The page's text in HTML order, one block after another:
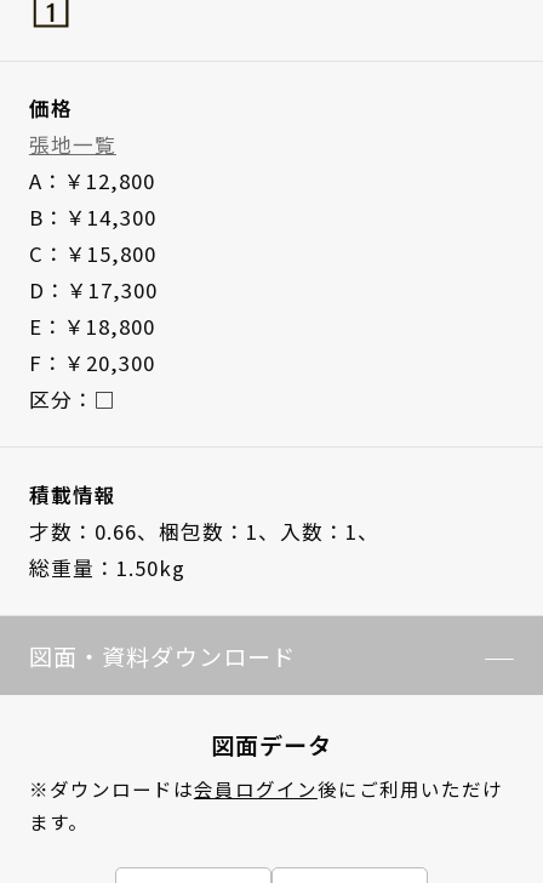
価格
張地一覧
A：￥12,800
B：￥14,300
C：￥15,800
D：￥17,300
E：￥18,800
F：￥20,300
区分：□
積載情報
才数：0.66、 梱包数：1、 入数：1、
総重量：1.50kg
図面・資料ダウンロード
図面データ
※ダウンロードは会員ログイン後にご利用いただけ
ます。